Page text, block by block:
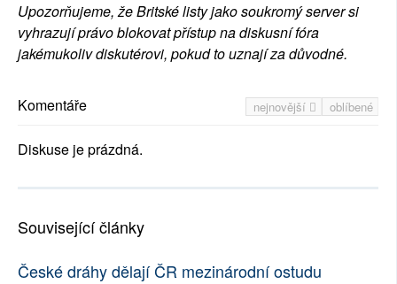
Upozorňujeme, že Britské listy jako soukromý server si
vyhrazují právo blokovat přístup na diskusní fóra
jakémukoliv diskutérovi, pokud to uznají za důvodné.
nejnovější oblíbené
Komentáře
Diskuse je prázdná.
Související články
České dráhy dělají ČR mezinárodní ostudu